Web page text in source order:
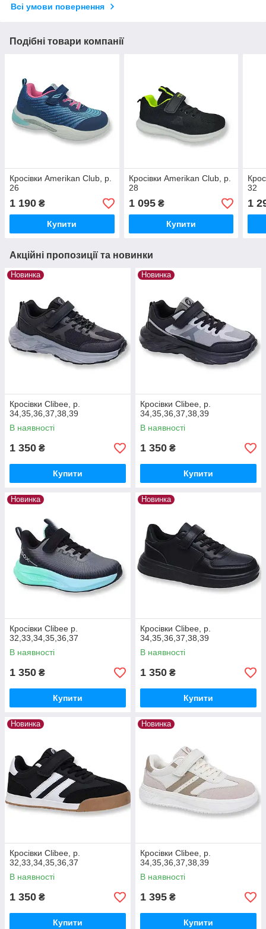
Всі умови повернення
Подібні товари компанії
Кросівки Amerikan Club, р.
26
1 190 ₴
Купити
Кросівки Amerikan Club, р.
28
1 095₴
Купити
32
1
Акційні пропозиції та новинки
Новинка
Кросівки Clibee, р.
34,35,36,37,38,39
В наявності
1 350 ₴
Купити
Новинка
Кросівки Clibee, р.
34,35,36,37,38,39
В наявності
1 350 ₴
Купити
Новинка
Кросівки Clibee р.
32,33,34,35,36,37
В наявності
1 350 ₴
Купити
Новинка
Кросівки Clibee, р.
34,35,36,37,38,39
В наявності
1 350 ₴
Купити
Новинка
Кросівки Clibee, р.
32,33,34,35,36,37
В наявності
1 350 ₴
Купити
Новинка
Кросівки Clibee, р.
34,35,36,37,38,39
В наявності
1 395 ₴
Купити